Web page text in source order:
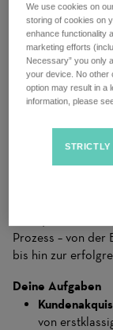
und eine
50.000
Branchen und
Analytics bis zu
Cybersecurity.
Manager (m/w/
Markt aktiv
du eigenständig
als strategische
Prozess – von der
bis hin zur
Deine Aufgaben
von
We use cookies on
storing of cookies on
enhance functionality
marketing efforts
Necessary” you only
your device. No other
option may result in a
information, please
STRICTLY